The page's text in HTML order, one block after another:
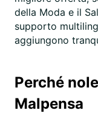
della Moda e il
supporto
aggiungono
Perché
Malpensa